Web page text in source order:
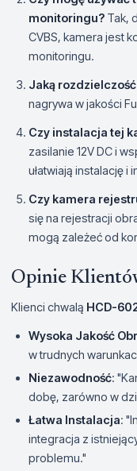
monitoringu? Tak,
CVBS, kamera jest
monitoringu.
Jaką
nagrywa w jakości
Czy instalacja tej
zasilanie 12V DC i
ułatwiają instalację i
Czy kamera
się na rejestracji
mogą zależeć od
Opinie
Klienci chwalą HCD-
Wysoka Jakość
w trudnych
Niezawodność:
dobę, zarówno w
Łatwa Instalacja:
integracja z
problemu."